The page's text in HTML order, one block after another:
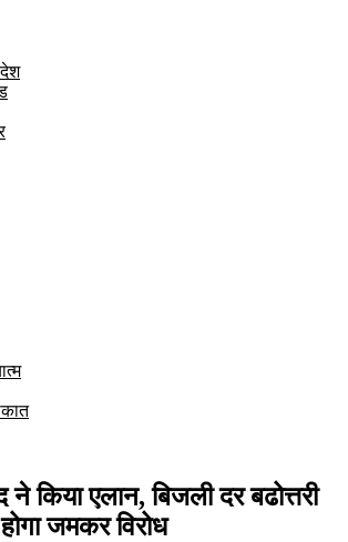
ने किया एलान, बिजली दर बढोत्तरी
जमकर विरोध